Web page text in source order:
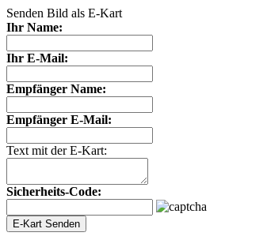
Senden Bild als E-Kart
Ihr Name:
Ihr E-Mail:
Empfänger Name:
Empfänger E-Mail:
Text mit der E-Kart:
Sicherheits-Code: